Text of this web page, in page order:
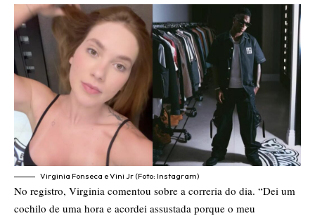
Virginia Fonseca e Vini Jr (Foto: Instagram)
No registro, Virginia comentou sobre a correria do dia. “Dei um
cochilo de uma hora e acordei assustada porque o meu